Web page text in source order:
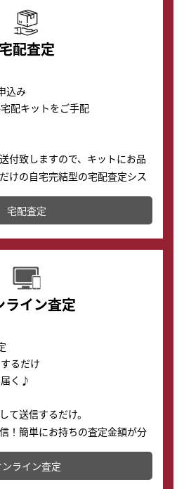
宅配査定
込み
配キットをご手配
付致しますので、キットにお品
けの自宅完結型の宅配査定シス
定・買取に出すことが可能で
宅配査定
ライン査定
るだけ
く♪
て送信するだけ。
！簡単にお持ちの査定金額が分
ンライン査定